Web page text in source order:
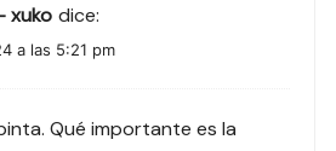
xuko dice:
a las 5:21 pm
Qué importante es la